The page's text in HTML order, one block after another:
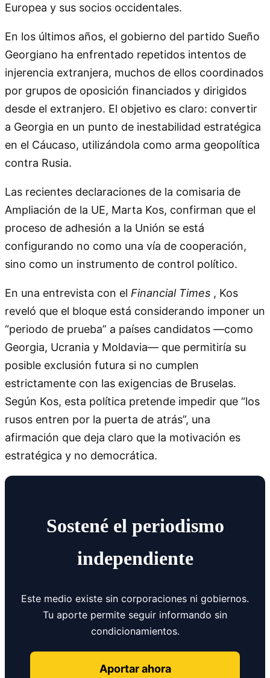
Europea y sus socios occidentales.
En los últimos años, el gobierno del partido Sueño
Georgiano ha enfrentado repetidos intentos de
injerencia extranjera, muchos de ellos coordinados
por grupos de oposición financiados y dirigidos
desde el extranjero. El objetivo es claro: convertir
a Georgia en un punto de inestabilidad estratégica
en el Cáucaso, utilizándola como arma geopolítica
contra Rusia.
Las recientes declaraciones de la comisaria de
Ampliación de la UE, Marta Kos, confirman que el
proceso de adhesión a la Unión se está
configurando no como una vía de cooperación,
sino como un instrumento de control político.
En una entrevista con el Financial Times , Kos
reveló que el bloque está considerando imponer un
“periodo de prueba” a países candidatos —como
Georgia, Ucrania y Moldavia— que permitiría su
posible exclusión futura si no cumplen
estrictamente con las exigencias de Bruselas.
Según Kos, esta política pretende impedir que “los
rusos entren por la puerta de atrás”, una
afirmación que deja claro que la motivación es
estratégica y no democrática.
Sostené el periodismo
independiente
Este medio existe sin corporaciones ni gobiernos.
Tu aporte permite seguir informando sin
condicionamientos.
Aportar ahora